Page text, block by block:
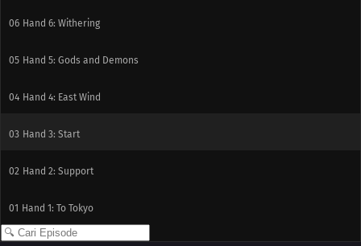
06 Hand 6: Withering
05 Hand 5: Gods and Demons
04 Hand 4: East Wind
03 Hand 3: Start
02 Hand 2: Support
01 Hand 1: To Tokyo